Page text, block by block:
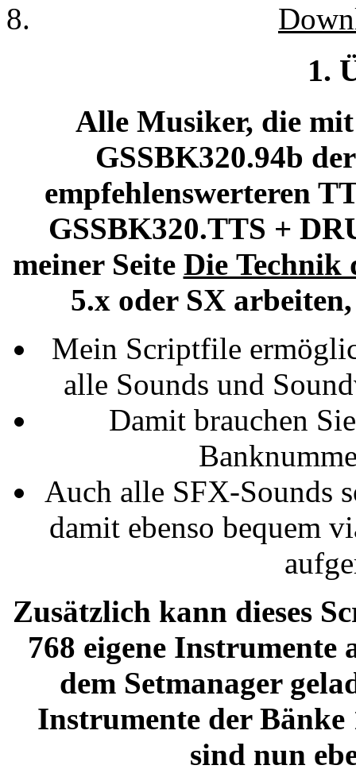
1.
Alle Musiker, die
GSSBK320.94b
empfehlenswerteren
GSSBK320.TTS +
meiner Seite Die Technik
5.x oder SX
Mein Scriptfile
alle Sounds und
Damit brauchen
Auch alle SFX-Sounds
damit ebenso bequem
Zusätzlich kann dieses
768 eigene
dem Setmanager
Instrumente der Bänke
sind nun